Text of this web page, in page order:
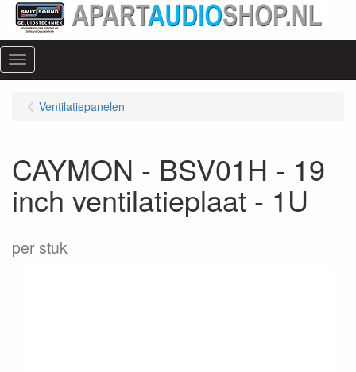
Menu
Ventilatiepanelen
CAYMON - BSV01H - 19
inch ventilatieplaat - 1U
per stuk